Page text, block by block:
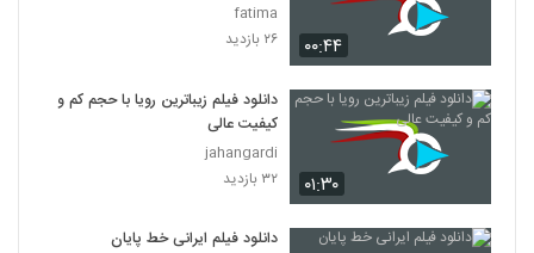
۰۰:۴۴
fatima
۲۶ بازدید
۰۱:۳۰
دانلود فیلم زیباترین رویا با حجم کم و
کیفیت عالی
jahangardi
۳۲ بازدید
دانلود فیلم ایرانی خط پایان